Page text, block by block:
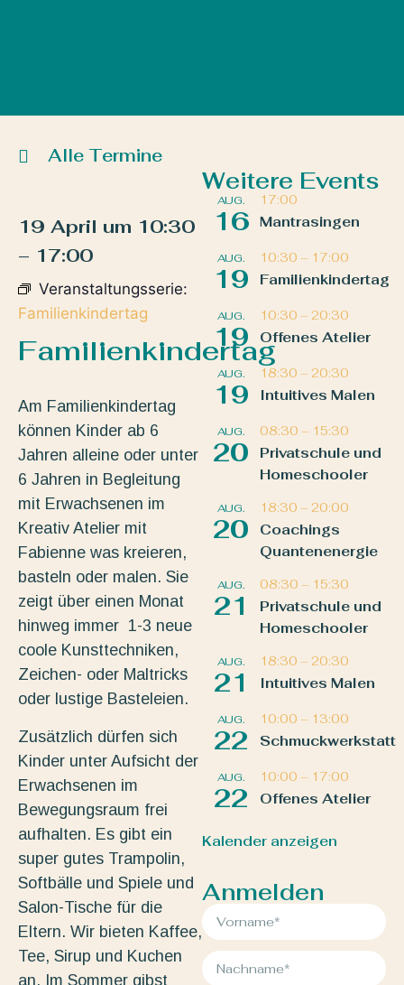
Alle Termine
19 April um 10:30
– 17:00
Veranstaltungsserie:
Familienkindertag
Familienkindertag
Am Familienkindertag
können Kinder ab 6
Jahren alleine oder unter
6 Jahren in Begleitung
mit Erwachsenen im
Kreativ Atelier mit
Fabienne was kreieren,
basteln oder malen. Sie
zeigt über einen Monat
hinweg immer 1-3 neue
coole Kunsttechniken,
Zeichen- oder Maltricks
oder lustige Basteleien.
Zusätzlich dürfen sich
Kinder unter Aufsicht der
Erwachsenen im
Bewegungsraum frei
aufhalten. Es gibt ein
super gutes Trampolin,
Softbälle und Spiele und
Salon-Tische für die
Eltern. Wir bieten Kaffee,
Tee, Sirup und Kuchen
an. Im Sommer gibst
Weitere Events
AUG.
16
17:00
Mantrasingen
AUG.
19
10:30 – 17:00
Familienkindertag
AUG.
19
10:30 – 20:30
Offenes Atelier
AUG.
19
18:30 – 20:30
Intuitives Malen
AUG.
20
08:30 – 15:30
Privatschule und
Homeschooler
AUG.
20
18:30 – 20:00
Coachings
Quantenenergie
AUG.
21
08:30 – 15:30
Privatschule und
Homeschooler
AUG.
21
18:30 – 20:30
Intuitives Malen
AUG.
22
10:00 – 13:00
Schmuckwerkstatt
AUG.
22
10:00 – 17:00
Offenes Atelier
Kalender anzeigen
Anmelden